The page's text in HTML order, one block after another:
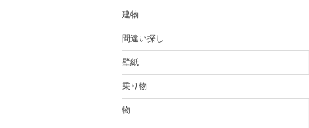
建物
間違い探し
壁紙
乗り物
物